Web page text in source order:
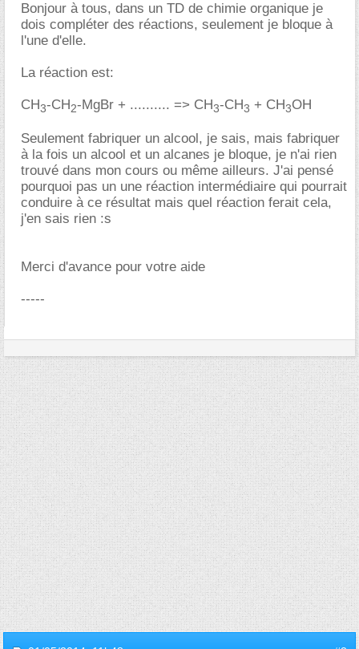
Bonjour à tous, dans un TD de chimie organique je
dois compléter des réactions, seulement je bloque à
l'une d'elle.
La réaction est:
CH3-CH2-MgBr + .......... => CH3-CH3 + CH3OH
Seulement fabriquer un alcool, je sais, mais fabriquer
à la fois un alcool et un alcanes je bloque, je n'ai rien
trouvé dans mon cours ou même ailleurs. J'ai pensé
pourquoi pas un une réaction intermédiaire qui pourrait
conduire à ce résultat mais quel réaction ferait cela,
j'en sais rien :s
Merci d'avance pour votre aide
-----